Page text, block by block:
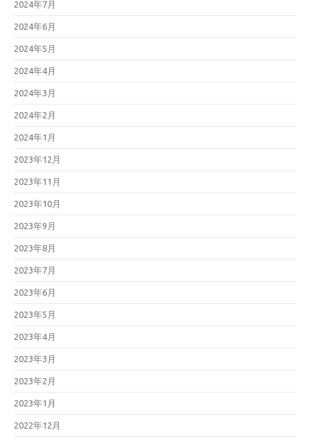
2024年7月
2024年6月
2024年5月
2024年4月
2024年3月
2024年2月
2024年1月
2023年12月
2023年11月
2023年10月
2023年9月
2023年8月
2023年7月
2023年6月
2023年5月
2023年4月
2023年3月
2023年2月
2023年1月
2022年12月